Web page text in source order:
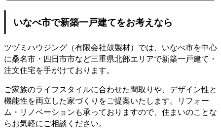
いなべ市で新築一戸建てをお考えなら
ツヅミハウジング（有限会社鼓製材）では、いなべ市を中心
に桑名市・四日市市など三重県北部エリアで新築一戸建て・
注文住宅を手がけております。
ご家族のライフスタイルに合わせた間取りや、デザイン性と
機能性を両立した家づくりをご提案いたします。リフォー
ム・リノベーションも承っておりますので、住まいのことな
らお気軽にご相談ください。